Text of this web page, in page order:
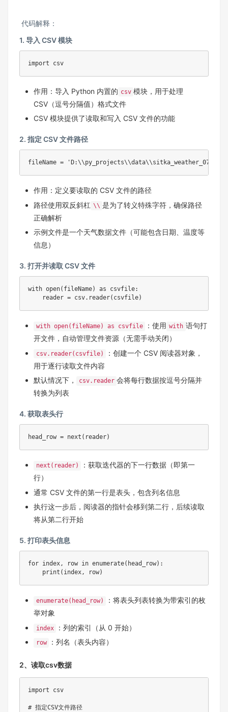
代码解释：
1. 导入 CSV 模块
import csv
作用：导入 Python 内置的 csv 模块，用于处理
CSV（逗号分隔值）格式文件
CSV 模块提供了读取和写入 CSV 文件的功能
2. 指定 CSV 文件路径
fileName = 'D:\\py_projects\\data\\sitka_weather_07-
作用：定义要读取的 CSV 文件的路径
路径使用双反斜杠 \\ 是为了转义特殊字符，确保路径
正确解析
示例文件是一个天气数据文件（可能包含日期、温度等
信息）
3. 打开并读取 CSV 文件
with open(fileName) as csvfile:
    reader = csv.reader(csvfile)
with open(fileName) as csvfile ：使用 with 语句打
开文件，自动管理文件资源（无需手动关闭）
csv.reader(csvfile)
：创建一个 CSV 阅读器对象，
用于逐行读取文件内容
默认情况下，
csv.reader 会将每行数据按逗号分隔并
转换为列表
4. 获取表头行
head_row = next(reader)
next(reader)
：获取迭代器的下一行数据（即第一
行）
通常 CSV 文件的第一行是表头，包含列名信息
执行这一步后，阅读器的指针会移到第二行，后续读取
将从第二行开始
5. 打印表头信息
for index, row in enumerate(head_row):
    print(index, row)
enumerate(head_row)
：将表头列表转换为带索引的枚
举对象
index ：列的索引（从 0 开始）
row ：列名（表头内容）
2、读取csv数据
import csv
# 指定CSV文件路径